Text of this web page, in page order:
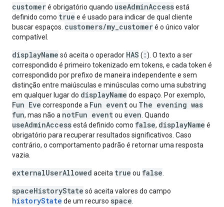
customeré obrigatório quando useAdminAccessestá
definido como true e é usado para indicar de qual cliente
buscar espaços. customers/my_customeré o único valor
compatível.
displayName só aceita o operador HAS ( :). O texto a ser
correspondido é primeiro tokenizado em tokens, e cada token é
correspondido por prefixo de maneira independente e sem
distinção entre maiúsculas e minúsculas como uma substring
em qualquer lugar do displayName do espaço. Por exemplo,
Fun Eve corresponde a Fun eventou The evening was
fun, mas não a notFun eventou even . Quando
useAdminAccessestá definido como false, displayName é
obrigatório para recuperar resultados significativos. Caso
contrário, o comportamento padrão é retornar uma resposta
vazia.
externalUserAllowed aceita true ou false
spaceHistoryState só aceita valores do campo
historyState de um recurso space